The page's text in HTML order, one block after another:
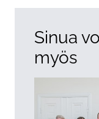
Sinua
myös